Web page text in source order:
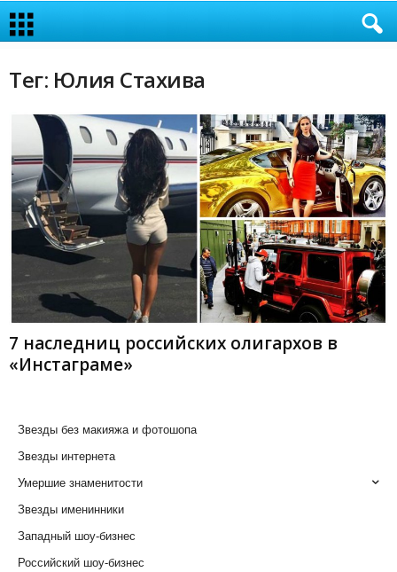
Тег: Юлия Стахива
7 наследниц российских олигархов в
«Инстаграме»
Звезды без макияжа и фотошопа
Звезды интернета
Умершие знаменитости
Звезды именинники
Западный шоу-бизнес
Российский шоу-бизнес